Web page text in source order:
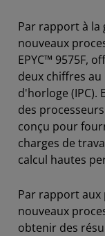
Par rapport à la
nouveaux
EPYC™ 9575F,
deux chiffres
d'horloge (IPC).
des
conçu pour
charges de
calcul hautes
Par rapport
nouveaux
obtenir des